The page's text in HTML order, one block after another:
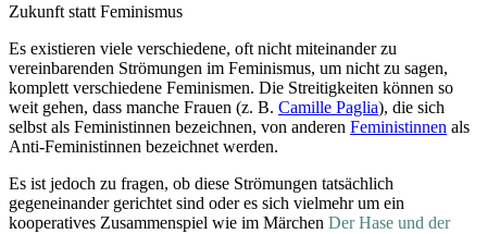
Zukunft statt Feminismus
Es existieren viele verschiedene, oft nicht miteinander zu
vereinbarenden Strömungen im Feminismus, um nicht zu sagen,
komplett verschiedene Feminismen. Die Streitigkeiten können so
weit gehen, dass manche Frauen (z. B. Camille Paglia), die sich
selbst als Feministinnen bezeichnen, von anderen Feministinnen als
Anti-Feministinnen bezeichnet werden.
Es ist jedoch zu fragen, ob diese Strömungen tatsächlich
gegeneinander gerichtet sind oder es sich vielmehr um ein
kooperatives Zusammenspiel wie im Märchen Der Hase und der